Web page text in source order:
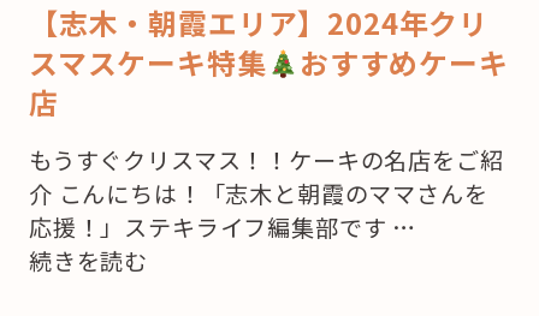
【志木・朝霞エリア】2024年クリ
スマスケーキ特集
おすすめケーキ
店
もうすぐクリスマス！！ケーキの名店をご紹
介 こんにちは！「志木と朝霞のママさんを
応援！」ステキライフ編集部です …
“【志
続きを読む